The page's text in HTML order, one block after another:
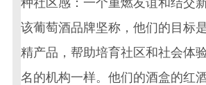
该葡萄酒品牌坚称，他们的目标
精产品，帮助培育社区和社会体
名的机构一样。他们的酒盒的红